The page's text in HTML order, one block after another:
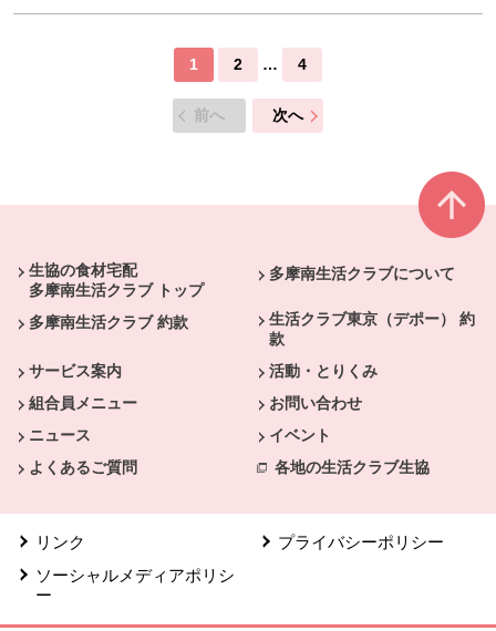
1 2 … 4
前へ 次へ
生協の食材宅配
多摩南生活クラブ トップ
多摩南生活クラブについて
多摩南生活クラブ 約款
生活クラブ東京（デポー） 約
款
サービス案内
活動・とりくみ
組合員メニュー
お問い合わせ
ニュース
イベント
よくあるご質問
各地の生活クラブ生協
リンク
プライバシーポリシー
ソーシャルメディアポリシ
ー